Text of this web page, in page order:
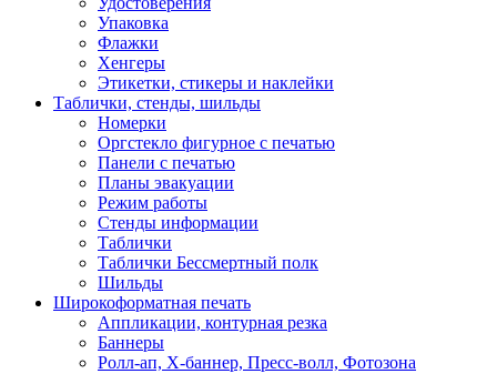
Упаковка
Флажки
Хенгеры
Этикетки, стикеры и наклейки
Таблички, стенды, шильды
Номерки
Оргстекло фигурное с печатью
Панели с печатью
Планы эвакуации
Режим работы
Стенды информации
Таблички
Таблички Бессмертный полк
Шильды
Широкоформатная печать
Аппликации, контурная резка
Баннеры
Ролл-ап, X-баннер, Пресс-волл, Фотозона